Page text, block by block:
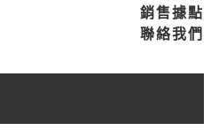
銷售據點
聯絡我們